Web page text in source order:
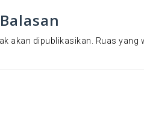
akan dipublikasikan. Ruas yang